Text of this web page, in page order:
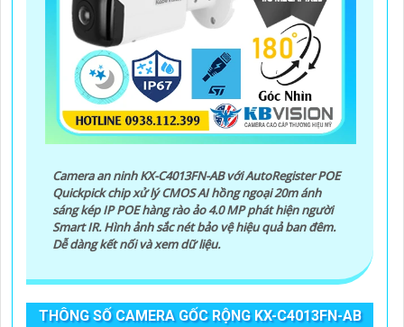
Camera an ninh KX-C4013FN-AB với AutoRegister POE
Quickpick chip xử lý CMOS AI hồng ngoại 20m ánh
sáng kép IP POE hàng rào ảo 4.0 MP phát hiện người
Smart IR. Hình ảnh sắc nét bảo vệ hiệu quả ban đêm.
Dễ dàng kết nối và xem dữ liệu.
THÔNG SỐ CAMERA GỐC RỘNG KX-C4013FN-AB